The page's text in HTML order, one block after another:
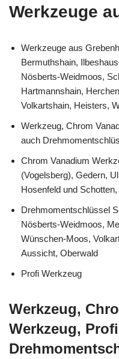
Werkzeuge
Werkzeuge aus
Bermuthshain,
Nösberts-Weidmoos,
Hartmannshain,
Volkartshain, Heisters,
Werkzeug, Chrom
auch
Chrom Vanadium
(Vogelsberg), Gedern,
Hosenfeld und
Drehmomentschlüssel
Nösberts-Weidmoos,
Wünschen-Moos,
Aussicht, Oberwald
Profi Werkzeug
Werkzeug,
Werkzeug,